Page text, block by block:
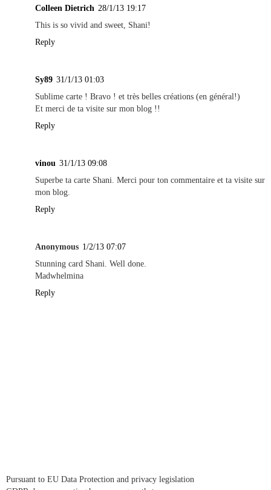
Colleen Dietrich 28/1/13 19:17
This is so vivid and sweet, Shani!
Reply
Sy89 31/1/13 01:03
Sublime carte ! Bravo ! et très belles créations (en général!)
Et merci de ta visite sur mon blog !!
Reply
vinou 31/1/13 09:08
Superbe ta carte Shani. Merci pour ton commentaire et ta visite sur
mon blog.
Reply
Anonymous 1/2/13 07:07
Stunning card Shani. Well done.
Madwhelmina
Reply
Pursuant to EU Data Protection and privacy legislation